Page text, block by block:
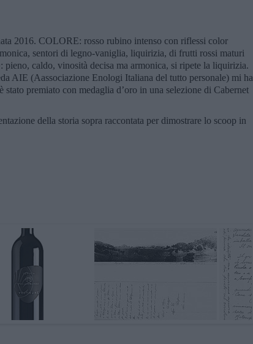
2016. COLORE: rosso rubino intenso con riflessi color
sentori di legno-vaniglia, liquirizia, di frutti rossi maturi
caldo, vinosità decisa ma armonica, si ripete la liquirizia.
AIE (Aassociazione Enologi Italiana del tutto personale) mi ha
premiato con medaglia d’oro in una selezione di Cabernet
della storia sopra raccontata per dimostrare lo scoop in